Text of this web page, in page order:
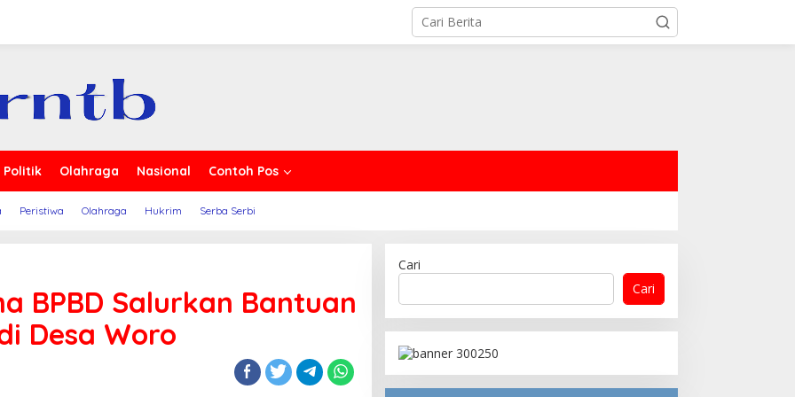
Politik Olahraga Nasional Contoh Pos
Peristiwa Olahraga Hukrim Serba Serbi
BPBD Salurkan Bantuan
Desa Woro
Cari
Cari